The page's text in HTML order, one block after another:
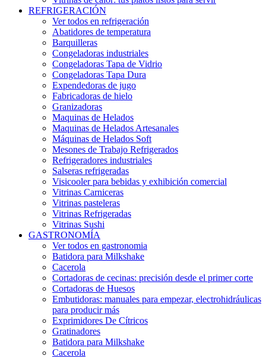
REFRIGERACIÓN
Ver todos en refrigeración
Abatidores de temperatura
Barquilleras
Congeladoras industriales
Congeladoras Tapa de Vidrio
Congeladoras Tapa Dura
Expendedoras de jugo
Fabricadoras de hielo
Granizadoras
Maquinas de Helados
Maquinas de Helados Artesanales
Máquinas de Helados Soft
Mesones de Trabajo Refrigerados
Refrigeradores industriales
Salseras refrigeradas
Visicooler para bebidas y exhibición comercial
Vitrinas Carniceras
Vitrinas pasteleras
Vitrinas Refrigeradas
Vitrinas Sushi
GASTRONOMÍA
Ver todos en gastronomia
Batidora para Milkshake
Cacerola
Cortadoras de cecinas: precisión desde el primer corte
Cortadoras de Huesos
Embutidoras: manuales para empezar, electrohidráulicas
para producir más
Exprimidores De Cítricos
Gratinadores
Batidora para Milkshake
Cacerola